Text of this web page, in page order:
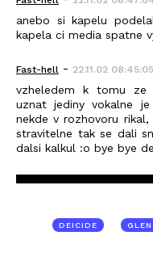
anebo si kapelu
kapela ci media spatne
Fast-hell - 22.11.02 08:45:05
vzheledem k tomu ze
uznat jediny vokalne
nekde v rozhovoru
stravitelne tak se dali
dalsi kalkul :o bye bye
DEICIDE